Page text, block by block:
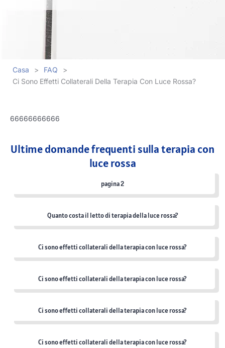
Casa > FAQ
>
Ci Sono Effetti Collaterali Della Terapia Con Luce Rossa?
66666666666
Ultime domande frequenti sulla terapia con
luce rossa
pagina 2
Quanto costa il letto di terapia della luce rossa?
Ci sono effetti collaterali della terapia con luce rossa?
Ci sono effetti collaterali della terapia con luce rossa?
Ci sono effetti collaterali della terapia con luce rossa?
Ci sono effetti collaterali della terapia con luce rossa?